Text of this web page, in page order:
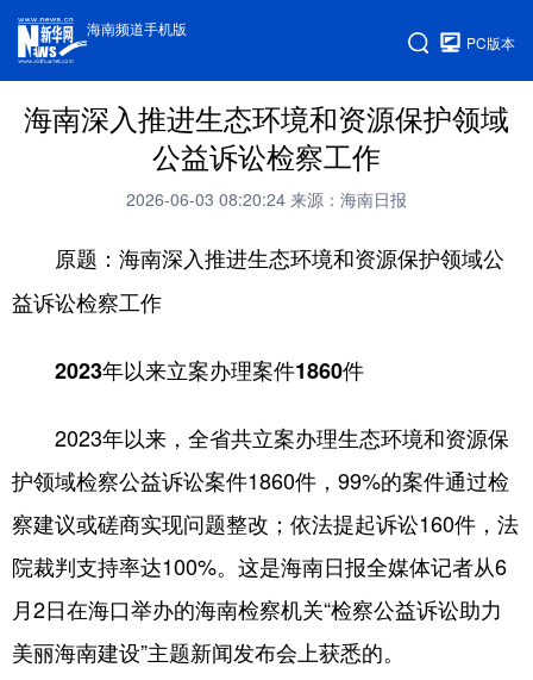
海南频道手机版
PC版本
海南深入推进生态环境和资源保护领域
公益诉讼检察工作
2026-06-03 08:20:24 来源：海南日报
原题：海南深入推进生态环境和资源保护领域公
益诉讼检察工作
2023年以来立案办理案件1860件
2023年以来，全省共立案办理生态环境和资源保
护领域检察公益诉讼案件1860件，99%的案件通过检
察建议或磋商实现问题整改；依法提起诉讼160件，法
院裁判支持率达100%。这是海南日报全媒体记者从6
月2日在海口举办的海南检察机关“检察公益诉讼助力
美丽海南建设”主题新闻发布会上获悉的。